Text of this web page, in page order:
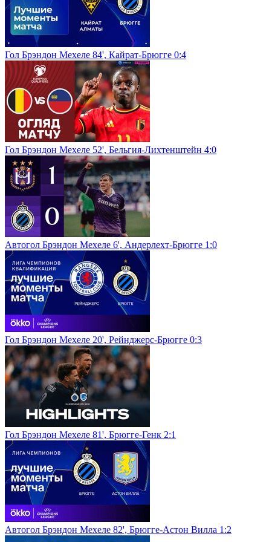
Гол Брэндон Мехеле 84', Кайрат-Брюгге 0:4
Гол Брэндон Мехеле 52', Бельгия-Лихтенштейн 4:0
Автогол Брэндон Мехеле 6', Андерлехт-Брюгге 1:0
Гол Брэндон Мехеле 20', Рейнджерс-Брюгге 0:3
Гол Брэндон Мехеле 81', Брюгге-Генк 2:1
Автогол Брэндон Мехеле 82', Брюгге-Астон Вилла 1:2